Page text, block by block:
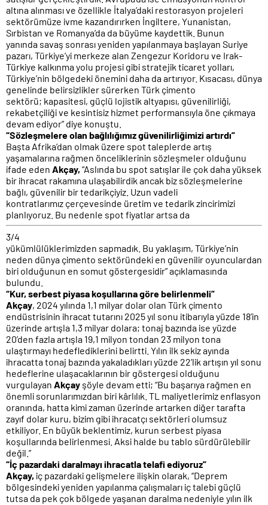
altına alınması ve özellikle İtalya’daki restorasyon projeleri
sektörümüze ivme kazandırırken İngiltere, Yunanistan,
Sırbistan ve Romanya’da da büyüme kaydettik. Bunun
yanında savaş sonrası yeniden yapılanmaya başlayan Suriye
pazarı, Türkiye’yi merkeze alan Zengezur Koridoru ve Irak-
Türkiye kalkınma yolu projesi gibi stratejik ticaret yolları,
Türkiye’nin bölgedeki önemini daha da artırıyor. Kısacası, dünya
genelinde belirsizlikler sürerken Türk çimento
sektörü; kapasitesi, güçlü lojistik altyapısı, güvenilirliği,
rekabetçiliği ve kesintisiz hizmet performansıyla öne çıkmaya
devam ediyor” diye konuştu.
“Sözleşmelere olan bağlılığımız güvenilirliğimizi artırdı”
Başta Afrika’dan olmak üzere spot taleplerde artış
yaşamalarına rağmen önceliklerinin sözleşmeler olduğunu
ifade eden Akçay, “Aslında bu spot satışlar ile çok daha yüksek
bir ihracat rakamına ulaşabilirdik ancak biz sözleşmelerine
bağlı, güvenilir bir tedarikçiyiz. Uzun vadeli
kontratlarımız çerçevesinde üretim ve tedarik zincirimizi
planlıyoruz. Bu nedenle spot fiyatlar artsa da
3/4
yükümlülüklerimizden sapmadık. Bu yaklaşım, Türkiye’nin
neden dünya çimento sektöründeki en güvenilir oyunculardan
biri olduğunun en somut göstergesidir” açıklamasında
bulundu.
“Kur, serbest piyasa koşullarına göre belirlenmeli”
Akçay, 2024 yılında 1,1 milyar dolar olan Türk çimento
endüstrisinin ihracat tutarını 2025 yıl sonu itibarıyla yüzde 18’in
üzerinde artışla 1,3 milyar dolara; tonaj bazında ise yüzde
20’den fazla artışla 19,1 milyon tondan 23 milyon tona
ulaştırmayı hedeflediklerini belirtti. Yılın ilk sekiz ayında
ihracatta tonaj bazında yakaladıkları yüzde 22’lik artışın yıl sonu
hedeflerine ulaşacaklarının bir göstergesi olduğunu
vurgulayan Akçay şöyle devam etti; “Bu başarıya rağmen en
önemli sorunlarımızdan biri kârlılık. TL maliyetlerimiz enflasyon
oranında, hatta kimi zaman üzerinde artarken diğer tarafta
zayıf dolar kuru, bizim gibi ihracatçı sektörleri olumsuz
etkiliyor. En büyük beklentimiz, kurun serbest piyasa
koşullarında belirlenmesi. Aksi halde bu tablo sürdürülebilir
değil.”
“İç pazardaki daralmayı ihracatla telafi ediyoruz”
Akçay, iç pazardaki gelişmelere ilişkin olarak, “Deprem
bölgesindeki yeniden yapılanma çalışmaları iç talebi güçlü
tutsa da pek çok bölgede yaşanan daralma nedeniyle yılın ilk